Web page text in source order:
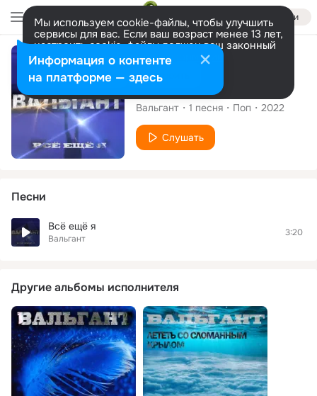
Войти
Мы используем cookie-файлы, чтобы улучшить
сервисы для вас. Если ваш возраст менее 13 лет,
настроить cookie-файлы должен ваш законный
представитель. Больше информации
Разрешить все Настроить
Сингл
Всё ещё я
Вальгант 1 песня Поп 2022
Слушать
Песни
Всё ещё я
Вальгант
3:20
Другие альбомы исполнителя
Информация о контенте
на платформе — здесь